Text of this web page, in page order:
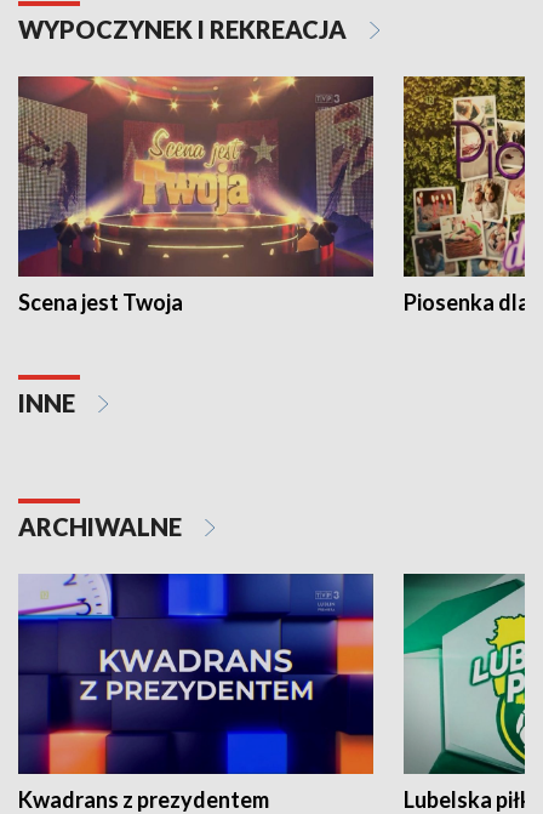
WYPOCZYNEK I REKREACJA
Scena jest Twoja Piosenka dla
INNE
ARCHIWALNE
Kwadrans z prezydentem Lubelska piłka